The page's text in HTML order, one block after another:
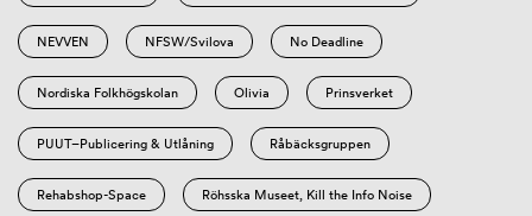
NEVVEN NFSW/Svilova No Deadline
Nordiska Folkhögskolan Olivia Prinsverket
PUUT–Publicering & Utlåning Råbäcksgruppen
Rehabshop-Space Röhsska Museet, Kill the Info Noise